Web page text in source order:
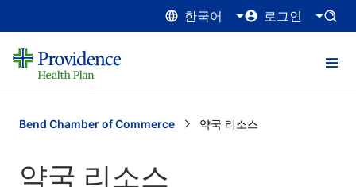
한국어 로그인
Bend Chamber of Commerce Current:
약국 리소스
약국 리소스